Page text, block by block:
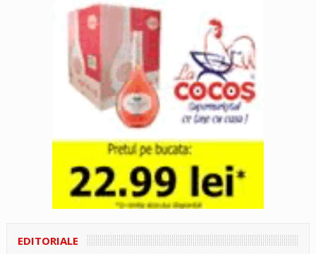
EDITORIALE